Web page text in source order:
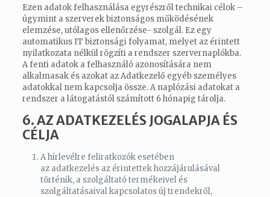
Ezen adatok felhasználása egyrészről technikai célok –
úgymint a szerverek biztonságos működésének
elemzése, utólagos ellenőrzése- szolgál. Ez egy
automatikus IT biztonsági folyamat, melyet az érintett
nyilatkozata nélkül rögzíti a rendszer szervernaplókba.
A fenti adatok a felhasználó azonosítására nem
alkalmasak és azokat az Adatkezelő egyéb személyes
adatokkal nem kapcsolja össze. A naplózási adatokat a
rendszer a látogatástól számított 6 hónapig tárolja.
6. AZ ADATKEZELÉS JOGALAPJA ÉS
CÉLJA
A hírlevélre feliratkozók esetében
az adatkezelés az érintettek hozzájárulásával
történik, a szolgáltató termékeivel és
szolgáltatásaival kapcsolatos új trendekről,